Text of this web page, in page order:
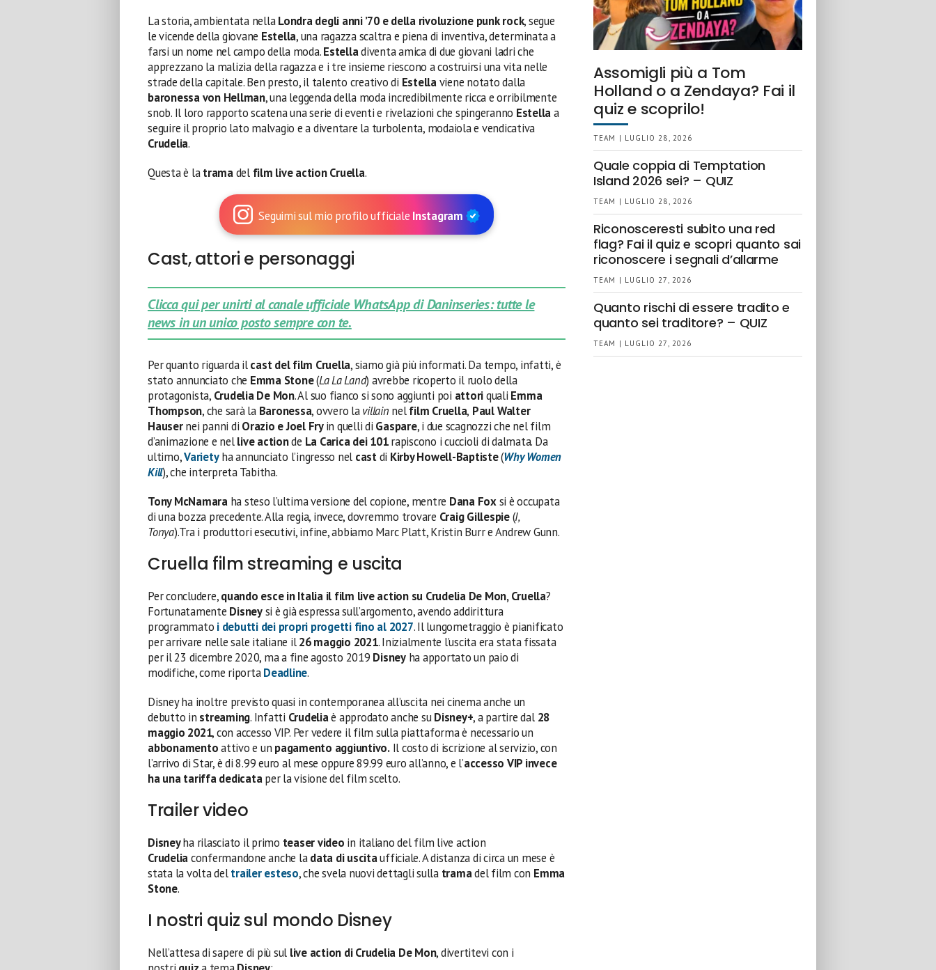
La storia, ambientata nellaLondra degli anni ’70 e della rivoluzione punk rock, segue
le vicende della giovane Estella, una ragazza scaltra e piena di inventiva, determinata a
farsi un nome nel campo della moda.Estelladiventa amica di due giovani ladri che
apprezzano la malizia della ragazza e i tre insieme riescono a costruirsi una vita nelle
strade della capitale. Ben presto, il talento creativo di Estellaviene notato dalla
baronessa von Hellman, una leggenda della moda incredibilmente ricca e orribilmente
snob. Il loro rapporto scatena una serie di eventi e rivelazioni che spingeranno Estellaa
seguire il proprio lato malvagio e a diventare la turbolenta, modaiola e vendicativa
Crudelia.
Questa è latramadel film live action Cruella.
Seguimi sul mio profilo ufficiale Instagram
Cast, attori e personaggi
Clicca qui per unirti al canale ufficiale WhatsApp di Daninseries: tutte le
news in un unico posto sempre con te.
Per quanto riguarda ilcast del film Cruella, siamo già più informati. Da tempo, infatti, è
stato annunciato che Emma Stone(La La Land) avrebbe ricoperto il ruolo della
protagonista, Crudelia De Mon. Al suo fianco si sono aggiunti poi attoriquali Emma
Thompson, che sarà la Baronessa, ovvero lavillain nelfilm Cruella, Paul Walter
Hausernei panni di Orazio e Joel Fryin quelli di Gaspare, i due scagnozzi che nel film
d’animazione e nellive actionde La Carica dei 101rapiscono i cuccioli di dalmata. Da
ultimo,Varietyha annunciato l’ingresso nel castdi Kirby Howell-Baptiste(Why Women
Kill), che interpreta Tabitha.
Tony McNamaraha steso l’ultima versione del copione, mentre Dana Foxsi è occupata
di una bozza precedente. Alla regia, invece, dovremmo trovare Craig Gillespie(I,
Tonya).Tra i produttori esecutivi, infine, abbiamo Marc Platt, Kristin Burr e Andrew Gunn.
Cruella film streaming e uscita
Per concludere,quando esce in Italia il film live action su Crudelia De Mon, Cruella?
Fortunatamente Disneysi è già espressa sull’argomento, avendo addirittura
programmato i debutti dei propri progetti fino al 2027. Il lungometraggio è pianificato
per arrivare nelle sale italiane il26 maggio 2021. Inizialmente l’uscita era stata fissata
per il 23 dicembre 2020, ma a fine agosto 2019 Disneyha apportato un paio di
modifiche, come riportaDeadline.
Disney ha inoltre previsto quasi in contemporanea all’uscita nei cinema anche un
debutto in streaming. Infatti Crudeliaè approdato anche suDisney+, a partire dal 28
maggio 2021, con accesso VIP. Per vedere il film sulla piattaforma è necessario un
abbonamentoattivo e un pagamento aggiuntivo.Il costo di iscrizione al servizio, con
l’arrivo di Star, è di 8.99 euro al mese oppure 89.99 euro all’anno, e l’accesso VIP invece
ha una tariffa dedicataper la visione del film scelto. ⁣
Trailer video
Disneyha rilasciato il primo teaser video in italiano del film live action
Crudeliaconfermandone anche ladata di uscitaufficiale. A distanza di circa un mese è
stata la volta deltrailer esteso, che svela nuovi dettagli sulla tramadel film con Emma
Stone.
I nostri quiz sul mondo Disney
Nell’attesa di sapere di più sul live action di Crudelia De Mon, divertitevi con i
Assomigli più a Tom
Holland o a Zendaya? Fai il
quiz e scoprilo!
TEAM | LUGLIO 28, 2026
Quale coppia di Temptation
Island 2026 sei? – QUIZ
TEAM | LUGLIO 28, 2026
Riconosceresti subito una red
flag? Fai il quiz e scopri quanto sai
riconoscere i segnali d’allarme
TEAM | LUGLIO 27, 2026
Quanto rischi di essere tradito e
quanto sei traditore? – QUIZ
TEAM | LUGLIO 27, 2026